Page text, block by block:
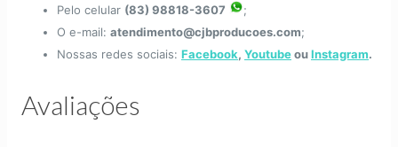
Pelo celular (83) 98818-3607
;
O e-mail: atendimento@cjbproducoes.com;
Nossas redes sociais: Facebook, YoutubeouInstagram.
Avaliações